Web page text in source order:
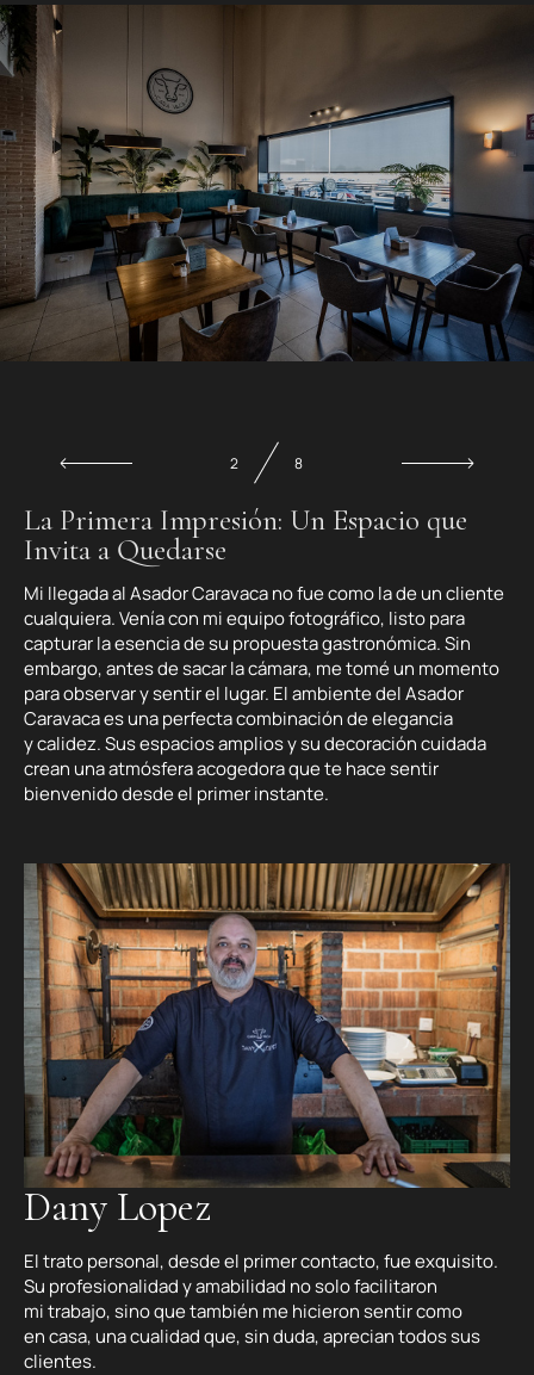
2 8
La Primera Impresión: Un Espacio que
Invita a Quedarse
Mi llegada al Asador Caravaca no fue como la de un cliente
cualquiera. Venía con mi equipo fotográfico, listo para
capturar la esencia de su propuesta gastronómica. Sin
embargo, antes de sacar la cámara, me tomé un momento
para observar y sentir el lugar. El ambiente del Asador
Caravaca es una perfecta combinación de elegancia
y calidez. Sus espacios amplios y su decoración cuidada
crean una atmósfera acogedora que te hace sentir
bienvenido desde el primer instante.
Dany Lopez
El trato personal, desde el primer contacto, fue exquisito.
Su profesionalidad y amabilidad no solo facilitaron
mi trabajo, sino que también me hicieron sentir como
en casa, una cualidad que, sin duda, aprecian todos sus
clientes.